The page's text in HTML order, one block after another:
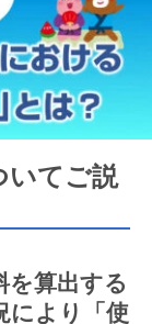
いてご説
を算出する
により「使